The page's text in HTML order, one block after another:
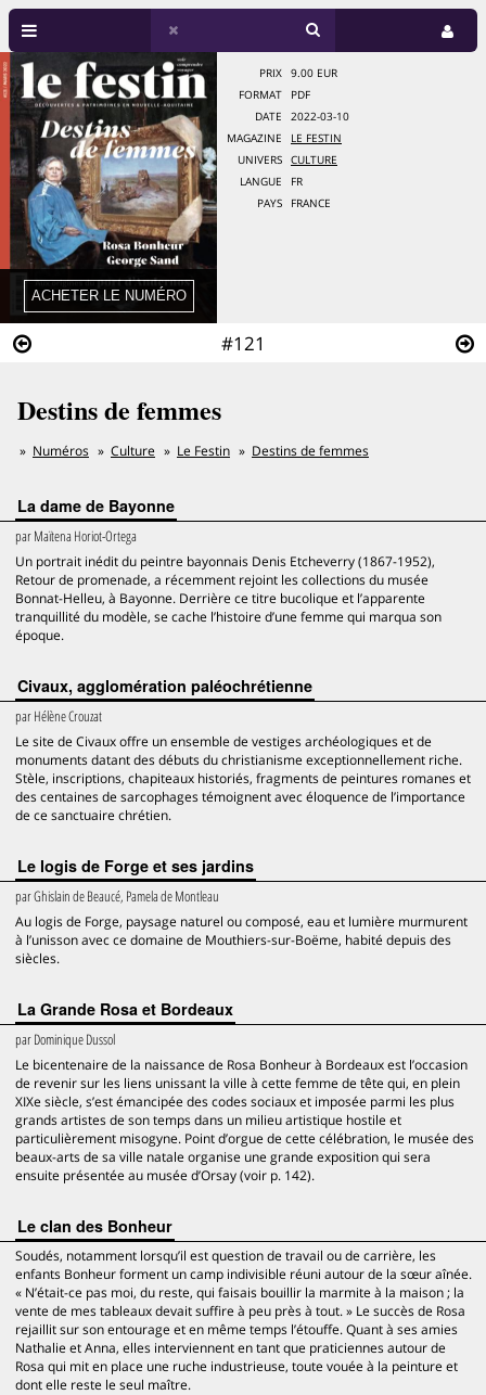
#121
PRIX
9.00 EUR
FORMAT
PDF
DATE
2022-03-10
MAGAZINE
LE FESTIN
UNIVERS
CULTURE
LANGUE
FR
PAYS
FRANCE
Destins de femmes
Numéros Culture Le Festin Destins de femmes
La dame de Bayonne
parMaïtena Horiot-Ortega
Un portrait inédit du peintre bayonnais Denis Etcheverry (1867-1952),
Retour de promenade, a récemment rejoint les collections du musée
Bonnat-Helleu, à Bayonne. Derrière ce titre bucolique et l’apparente
tranquillité du modèle, se cache l’histoire d’une femme qui marqua son
époque.
Civaux, agglomération paléochrétienne
parHélène Crouzat
Le site de Civaux offre un ensemble de vestiges archéologiques et de
monuments datant des débuts du christianisme exceptionnellement riche.
Stèle, inscriptions, chapiteaux historiés, fragments de peintures romanes et
des centaines de sarcophages témoignent avec éloquence de l’importance
de ce sanctuaire chrétien.
Le logis de Forge et ses jardins
parGhislain de Beaucé, Pamela de Montleau
Au logis de Forge, paysage naturel ou composé, eau et lumière murmurent
à l’unisson avec ce domaine de Mouthiers-sur-Boëme, habité depuis des
siècles.
La Grande Rosa et Bordeaux
parDominique Dussol
Le bicentenaire de la naissance de Rosa Bonheur à Bordeaux est l’occasion
de revenir sur les liens unissant la ville à cette femme de tête qui, en plein
XIXe siècle, s’est émancipée des codes sociaux et imposée parmi les plus
grands artistes de son temps dans un milieu artistique hostile et
particulièrement misogyne. Point d’orgue de cette célébration, le musée des
beaux-arts de sa ville natale organise une grande exposition qui sera
ensuite présentée au musée d’Orsay (voir p. 142).
Le clan des Bonheur
Soudés, notamment lorsqu’il est question de travail ou de carrière, les
enfants Bonheur forment un camp indivisible réuni autour de la sœur aînée.
« N’était-ce pas moi, du reste, qui faisais bouillir la marmite à la maison ; la
vente de mes tableaux devait suffire à peu près à tout. » Le succès de Rosa
rejaillit sur son entourage et en même temps l’étouffe. Quant à ses amies
Nathalie et Anna, elles interviennent en tant que praticiennes autour de
Rosa qui mit en place une ruche industrieuse, toute vouée à la peinture et
dont elle reste le seul maître.